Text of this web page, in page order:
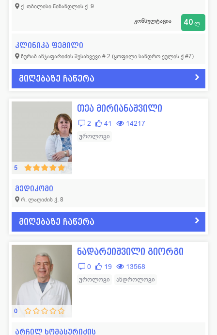
ქ. თბილისი წინანდლის ქ. 9
კონსულტაცია 40 ლ
კლინიკა ფემილი
ზურაბ ანჯაფარიძის შესახვევი # 2 (ყოფილი სანდრო ეულის ქ #7)
მიღებაზე ჩაწერა
5
თეა მირიანაშვილი
2 41 14217
უროლოგი
მედიკომი
რ. ლაღიძის ქ. 8
მიღებაზე ჩაწერა
0
ნადარეიშვილი გიორგი
0 19 13568
უროლოგი ანდროლოგი
არჩილ ხომასურიძის